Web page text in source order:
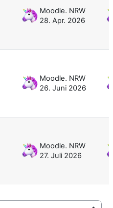
Moodle. NRW
28. Apr. 2026
Moodle. NRW
26. Juni 2026
Moodle. NRW
27. Juli 2026